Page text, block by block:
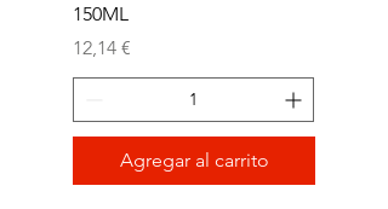
150ML
Precio
12,14 €
Agregar al carrito